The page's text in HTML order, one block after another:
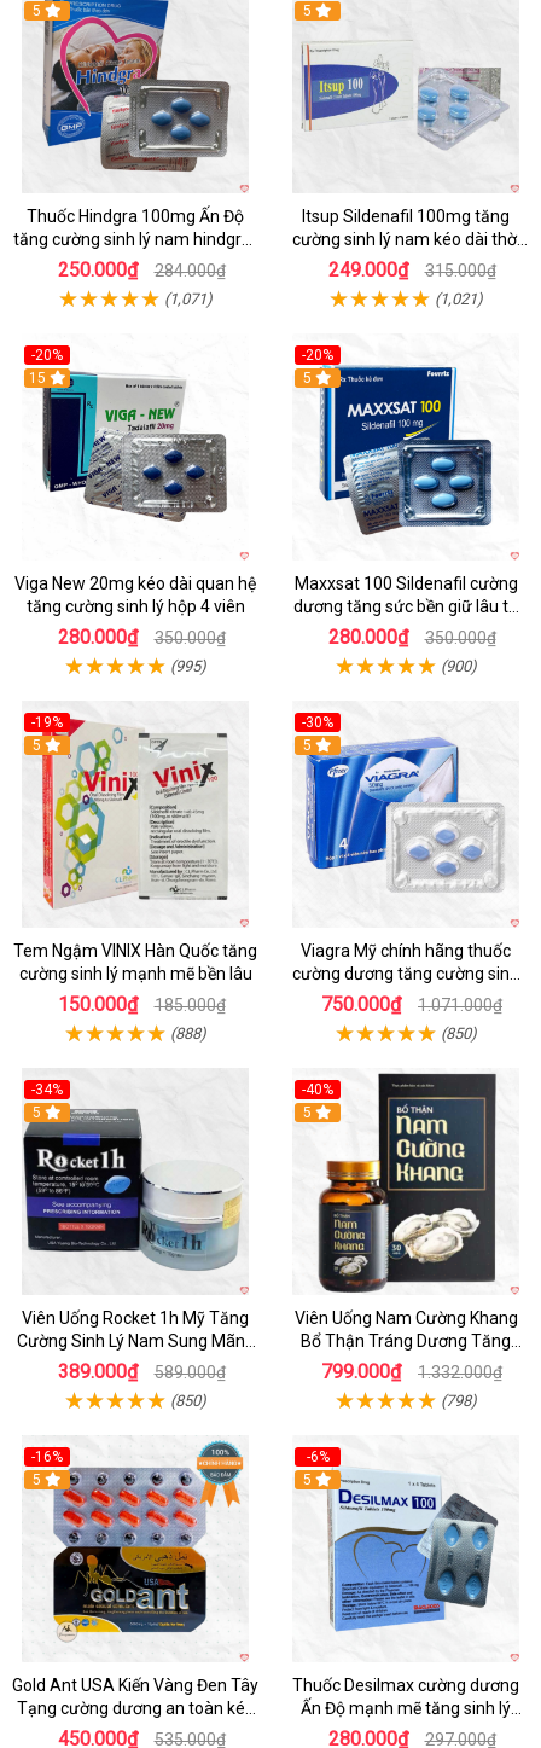
5
Thuốc Hindgra 100mg Ấn Độ
tăng cường sinh lý nam hindgra-
100 chống xts cương dương
250.000₫ 284.000₫
(1,071)
5
Itsup Sildenafil 100mg tăng
cường sinh lý nam kéo dài thời
gian hiệu quả
249.000₫ 315.000₫
(1,021)
-20%
15
Viga New 20mg kéo dài quan hệ
tăng cường sinh lý hộp 4 viên
280.000₫ 350.000₫
(995)
-20%
5
Maxxsat 100 Sildenafil cường
dương tăng sức bền giữ lâu tự
tin phái mạnh
280.000₫ 350.000₫
(900)
-19%
5
Tem Ngậm VINIX Hàn Quốc tăng
cường sinh lý mạnh mẽ bền lâu
150.000₫ 185.000₫
(888)
-30%
5
Viagra Mỹ chính hãng thuốc
cường dương tăng cường sinh
lực kéo dài
750.000₫ 1.071.000₫
(850)
-34%
5
Viên Uống Rocket 1h Mỹ Tăng
Cường Sinh Lý Nam Sung Mãnh
Cương Dương
389.000₫ 589.000₫
(850)
-40%
5
Viên Uống Nam Cường Khang
Bổ Thận Tráng Dương Tăng
Cường Sinh Lý Nam
799.000₫ 1.332.000₫
(798)
-16%
5
Gold Ant USA Kiến Vàng Đen Tây
Tạng cường dương an toàn kéo
dài
450.000₫ 535.000₫
-6%
5
Thuốc Desilmax cường dương
Ấn Độ mạnh mẽ tăng sinh lý
nhanh
280.000₫ 297.000₫